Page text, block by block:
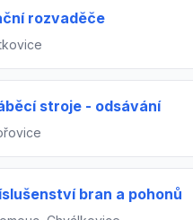
rozvaděče
stroje - odsávání
bran a pohonů